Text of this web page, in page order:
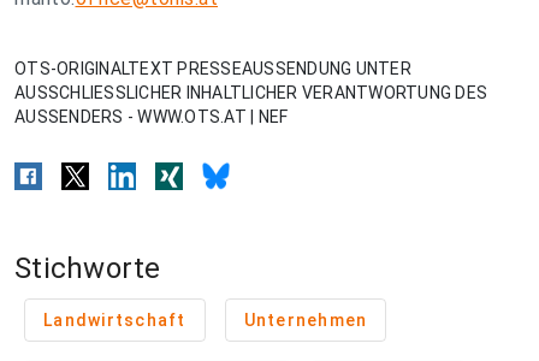
OTS-ORIGINALTEXT PRESSEAUSSENDUNG UNTER
AUSSCHLIESSLICHER INHALTLICHER VERANTWORTUNG DES
AUSSENDERS - WWW.OTS.AT | NEF
Stichworte
Landwirtschaft Unternehmen